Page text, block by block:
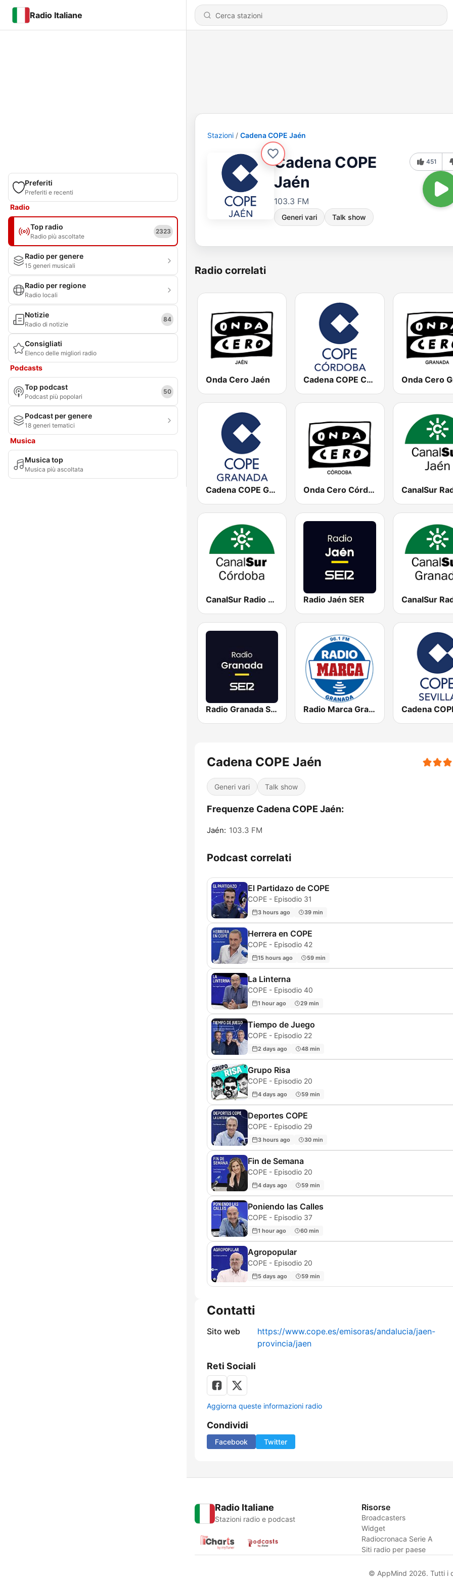
Radio Italiane
Preferiti
Preferiti e recenti
Radio
Top radio
Radio più ascoltate
2323
Radio per genere
15 generi musicali
Radio per regione
Radio locali
Notizie
Radio di notizie
84
Consigliati
Elenco delle migliori radio
Podcasts
Top podcast
Podcast più popolari
50
Podcast per genere
18 generi tematici
Musica
Musica top
Musica più ascoltata
Stazioni Cadena COPE Jaén
Cadena COPE
Jaén
103.3 FM
Generi vari Talk show
451
Radio correlati
Onda Cero Jaén Cadena COPE Córdoba
Cadena COPE Granada Onda Cero Córdoba
CanalSur Radio Córdoba Radio Jaén SER
Radio Granada SER Radio Marca Granada
Cadena COPE Jaén
Generi vari Talk show
Frequenze Cadena COPE Jaén:
Jaén: 103.3 FM
Podcast correlati
El Partidazo de COPE
COPE - Episodio 31
3 hours ago 39 min
Herrera en COPE
COPE - Episodio 42
15 hours ago 59 min
La Linterna
COPE - Episodio 40
1 hour ago 29 min
Tiempo de Juego
COPE - Episodio 22
2 days ago 48 min
Grupo Risa
COPE - Episodio 20
4 days ago 59 min
Deportes COPE
COPE - Episodio 29
3 hours ago 30 min
Fin de Semana
COPE - Episodio 20
4 days ago 59 min
Poniendo las Calles
COPE - Episodio 37
1 hour ago 60 min
Agropopular
COPE - Episodio 20
5 days ago 59 min
Contatti
Sito web
https://www.cope.es/emisoras/andalucia/jaen-
provincia/jaen
Reti Sociali
Aggiorna queste informazioni radio
Condividi
Facebook Twitter
Radio Italiane
Stazioni radio e podcast
Risorse
Broadcasters
Widget
Radiocronaca Serie A
Siti radio per paese
© AppMind 2026. Tutti i